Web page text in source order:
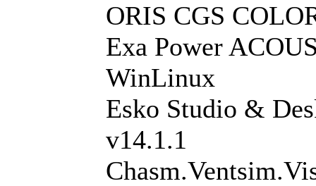
ORIS CGS
Exa Power
WinLinux
Esko Studio &
v14.1.1